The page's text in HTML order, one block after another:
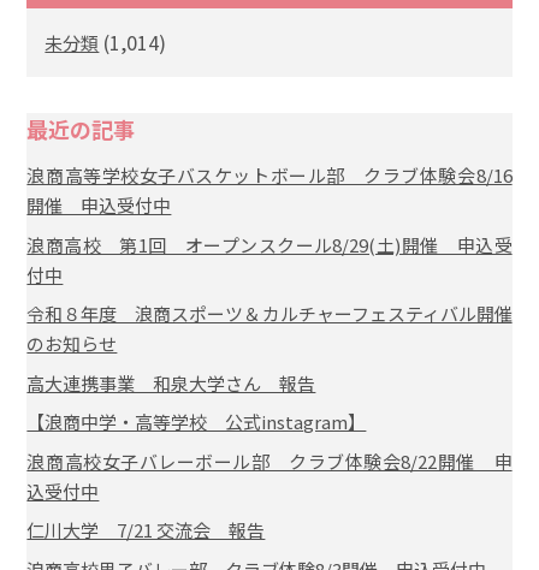
未分類 (1,014)
最近の記事
浪商高等学校女子バスケットボール部 クラブ体験会8/16
開催 申込受付中
浪商高校 第1回 オープンスクール8/29(土)開催 申込受
付中
令和８年度 浪商スポーツ＆カルチャーフェスティバル開催
のお知らせ
高大連携事業 和泉大学さん 報告
【浪商中学・高等学校 公式instagram】
浪商高校女子バレーボール部 クラブ体験会8/22開催 申
込受付中
仁川大学 7/21 交流会 報告